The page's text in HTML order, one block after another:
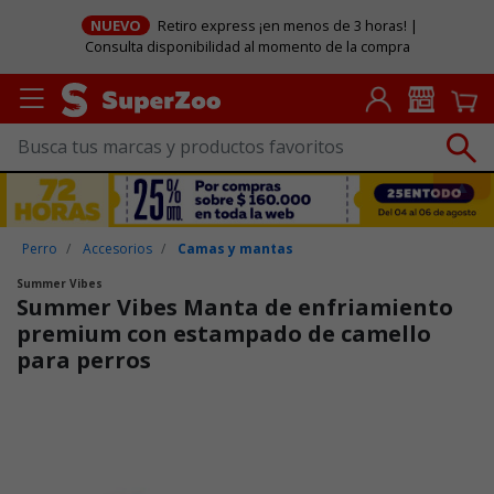
NUEVO
Retiro express ¡en menos de 3 horas! |
Consulta disponibilidad al momento de la compra
Perro Accesorios Camas y mantas
Summer Vibes
Summer Vibes Manta de enfriamiento
premium con estampado de camello
para perros